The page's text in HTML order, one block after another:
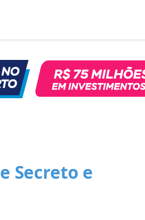
Secreto e